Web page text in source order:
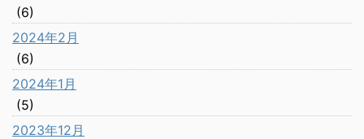
(6)
2024年2月
(6)
2024年1月
(5)
2023年12月